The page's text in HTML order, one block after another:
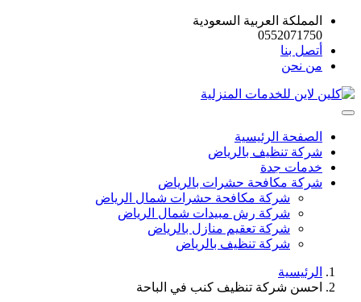
المملكة العربية السعودية
0552071750
أتصل بنا
من نحن
الصفحة الرئيسية
شركة تنظيف بالرياض
خدمات جدة
شركة مكافحة حشرات بالرياض
شركة مكافحة حشرات شمال الرياض
شركة رش مبيدات شمال الرياض
شركة تعقيم منازل بالرياض
شركة تنظيف بالرياض
الرئيسية
احسن شركة تنظيف كنب في الباحة